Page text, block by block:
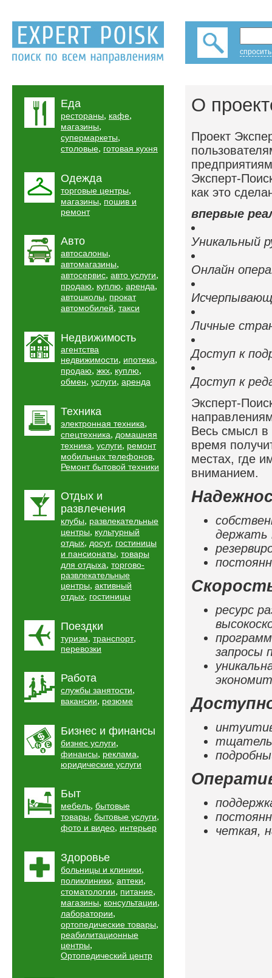
Еда
рестораны, кафе,
магазины,
супермаркеты,
столовые, готовая кухня
Одежда
торговые центры,
магазины, пошив и
ремонт
Авто
автосалоны,
автомагазины,
автосервис, авто услуги,
продаю, куплю, аренда,
автошколы, прокат
автомобилей, такси
Недвижимость
агентства
недвижимости, ипотека,
продаю, жкх, куплю,
обмен, услуги, аренда
Техника
электронная техника,
спецтехника, домашняя
техника, услуги, ремонт
мобильных телефонов,
Ремонт бытовой техники
Отдых и
развлечения
клубы, развлекательные
центры, культурный
отдых, досуг, гостиницы
и пансионаты, товары
для отдыха, торгово-
развлекательные
центры, активный
отдых, гостиницы
Поездки
туризм, транспорт,
перевозки
Работа
службы занятости,
вакансии, резюме
Бизнес и финансы
бизнес услуги,
финансы, реклама,
юридические услуги
Быт
мебель, бытовые
товары, бытовые услуги,
фото и видео, интерьер
Здоровье
больницы и клиники,
поликлиники, аптеки,
стоматологии, питание,
магазины, консультации,
лаборатории,
ортопедические товары,
реабилитационные
центры,
Ортопедический центр
О
Проект
Эксперт-
как это
впервые
Уникальный
Онлайн
Личные
Доступ к
Доступ к
Эксперт-
Весь смысл в
время
местах, где
вниманием.
держать
ресурс
запросы
четкая,